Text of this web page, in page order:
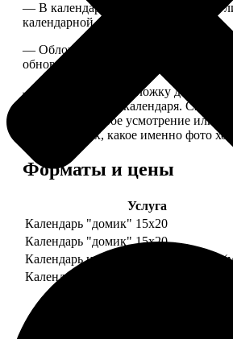
— В календаре 13 листов:
календарной сеткой.
— Обложка для календаря
обновляем каждый год.
— В кружочек на обложку
одной из страниц календаря.
выбирают на свое усмотрение или
комментариях, какое именно фото
Форматы и цены
Услуга
Календарь "домик" 15х20
Календарь "домик" 15х20
Календарь настольный А5 210х148
Календарь настольный А5 210х148